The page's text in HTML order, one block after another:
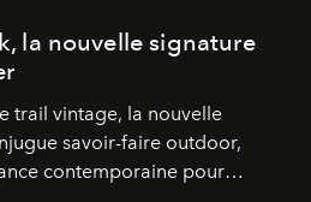
la nouvelle signature
trail vintage, la nouvelle
savoir-faire outdoor,
contemporaine pour